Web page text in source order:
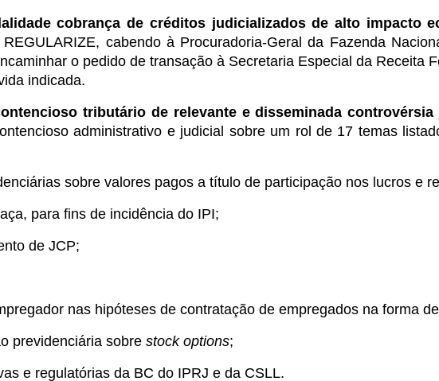
cobrança de créditos judicializados de alto impacto
cabendo à Procuradoria-Geral da Fazenda
o pedido de transação à Secretaria Especial da Receita
indicada.
tributário de relevante e disseminada
administrativo e judicial sobre um rol de 17 temas
sobre valores pagos a título de participação nos lucros e
para fins de incidência do IPI;
de JCP;
nas hipóteses de contratação de empregados na forma
previdenciária sobre stock options;
e regulatórias da BC do IPRJ e da CSLL.